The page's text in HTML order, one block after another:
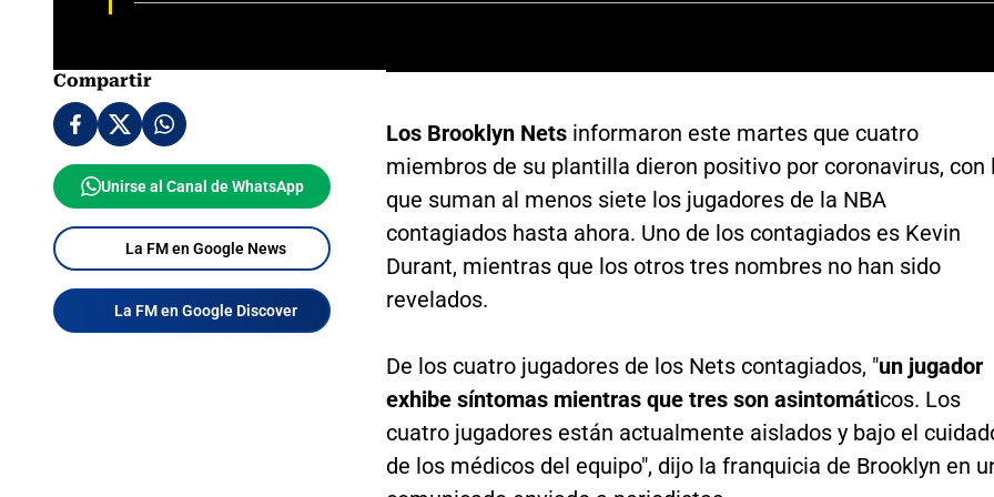
Compartir
Unirse al Canal de WhatsApp
La FM en Google News
La FM en Google Discover
Los Brooklyn Netsinformaron este martes que cuatro
miembros de su plantilla dieron positivo por coronavirus, con
que suman al menos siete los jugadores de la NBA
contagiados hasta ahora. Uno de los contagiados es Kevin
Durant, mientras que los otros tres nombres no han sido
revelados.
De los cuatro jugadores de los Nets contagiados, "un jugador
exhibe síntomas mientras que tres son asintomáticos. Los
cuatro jugadores están actualmente aislados y bajo el
de los médicos del equipo", dijo la franquicia de Brooklyn en